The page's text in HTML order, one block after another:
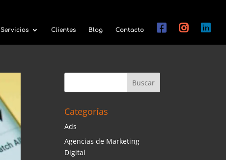
Servicios Clientes Blog Contacto
Categorías
Ads
Agencias de Marketing
Digital